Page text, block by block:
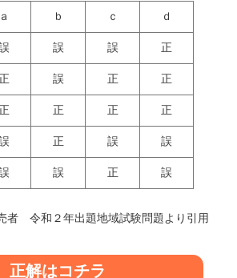
ａ ｂ ｃ ｄ
誤 誤 正
誤 正 正
正 正 正
正 誤 誤
誤 正 誤
者 令和２年出題地域試験問題より引用
正解はコチラ